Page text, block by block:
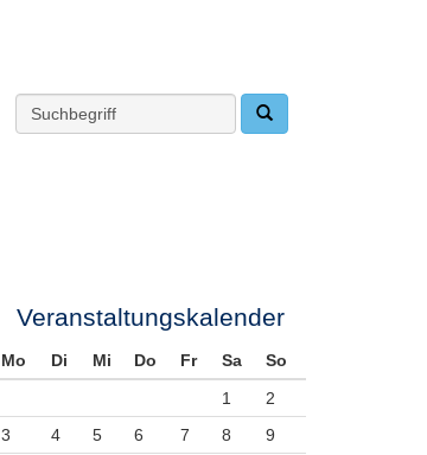
Veranstaltungskalender
Mo Di Mi Do Fr Sa
So
1
2
3
4 5 6 7 8
9